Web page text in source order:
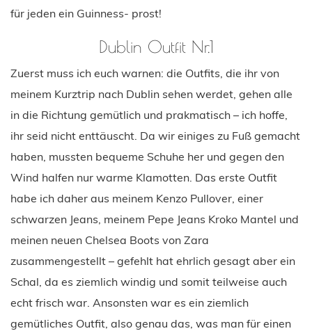
für jeden ein Guinness- prost!
Dublin Outfit Nr.1
Zuerst muss ich euch warnen: die Outfits, die ihr von
meinem Kurztrip nach Dublin sehen werdet, gehen alle
in die Richtung gemütlich und prakmatisch – ich hoffe,
ihr seid nicht enttäuscht. Da wir einiges zu Fuß gemacht
haben, mussten bequeme Schuhe her und gegen den
Wind halfen nur warme Klamotten. Das erste Outfit
habe ich daher aus meinem Kenzo Pullover, einer
schwarzen Jeans, meinem Pepe Jeans Kroko Mantel und
meinen neuen Chelsea Boots von Zara
zusammengestellt – gefehlt hat ehrlich gesagt aber ein
Schal, da es ziemlich windig und somit teilweise auch
echt frisch war. Ansonsten war es ein ziemlich
gemütliches Outfit, also genau das, was man für einen